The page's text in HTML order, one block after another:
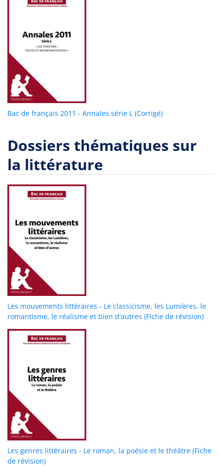
Bac de français 2011 - Annales série L (Corrigé)
Dossiers thématiques sur
la littérature
Les mouvements littéraires - Le classicisme, les Lumières, le
romantisme, le réalisme et bien d'autres (Fiche de révision)
Les genres littéraires - Le roman, la poésie et le théâtre (Fiche
de révision)